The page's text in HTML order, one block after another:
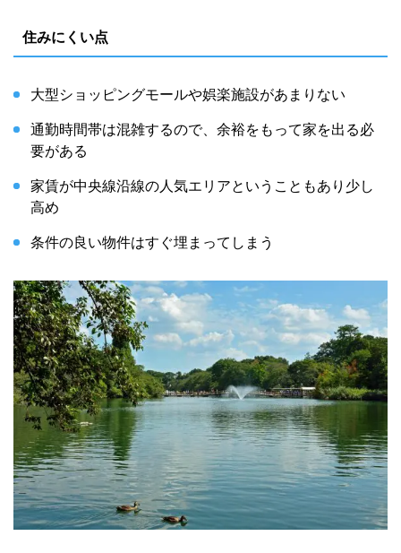
住みにくい点
大型ショッピングモールや娯楽施設があまりない
通勤時間帯は混雑するので、余裕をもって家を出る必
要がある
家賃が中央線沿線の人気エリアということもあり少し
高め
条件の良い物件はすぐ埋まってしまう